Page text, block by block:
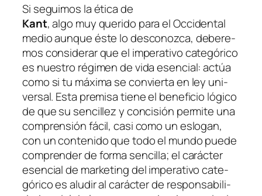
Si se­gui­mos la éti­ca de
Kant, al­go muy que­ri­do pa­ra el Occidental
me­dio aun­que és­te lo des­co­noz­ca, de­be­re­
mos con­si­de­rar que el im­pe­ra­ti­vo ca­te­gó­ri­co
es nues­tro ré­gi­men de vi­da esen­cial:ac­túa
co­mo si tu má­xi­ma se con­vier­ta en ley uni­
ver­sal. Esta pre­mi­sa tie­ne el be­ne­fi­cio ló­gi­co
de que su sen­ci­llez y con­ci­sión per­mi­te una
com­pren­sión fá­cil, ca­si co­mo un es­lo­gan,
con un con­te­ni­do que to­do el mun­do pue­de
com­pren­der de for­ma sen­ci­lla; el ca­rác­ter
esen­cial de mar­ke­ting del im­pe­ra­ti­vo ca­te­
gó­ri­co es alu­dir al ca­rác­ter de res­pon­sa­bi­li­